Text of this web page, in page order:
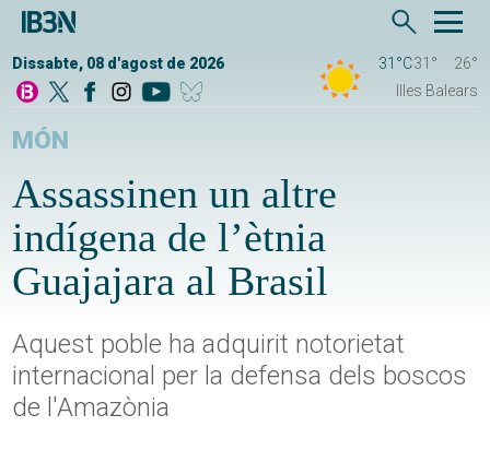
Dissabte, 08 d'agost de 2026 31°C31°
26°
Illes Balears
MÓN
Assassinen un altre
indígena de l’ètnia
Guajajara al Brasil
Aquest poble ha adquirit notorietat
internacional per la defensa dels boscos
de l'Amazònia